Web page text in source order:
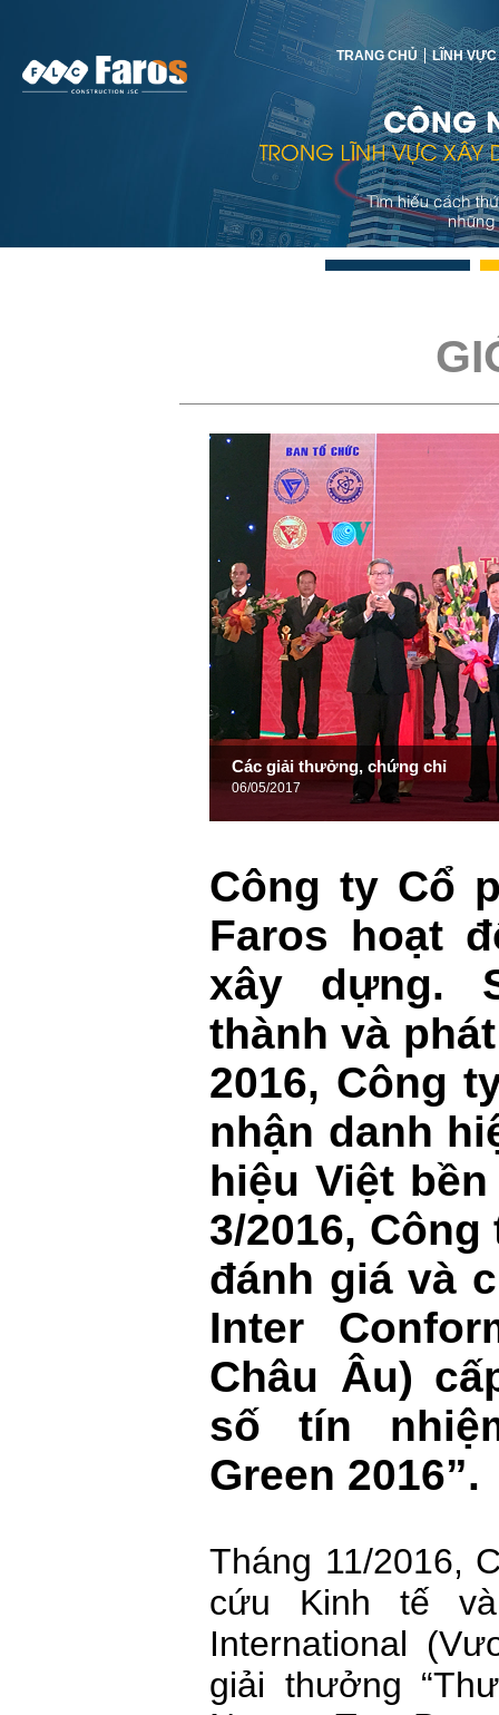
TRANG CHỦ LĨNH
Các giải thưởng, chứng chỉ
06/05/2017
Công ty Cổ
Faros hoạt
xây dựng.
thành và
2016, Công
nhận danh
hiệu Việt
3/2016,
đánh giá và
Inter
Châu Âu)
số tín
Green 2016”.
Tháng 11/2016,
cứu Kinh tế
International
giải thưởng